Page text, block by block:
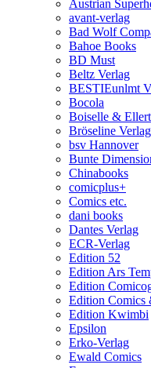
Austrian
avant-verlag
Bad Wolf
Bahoe Books
BD Must
Beltz Verlag
BESTIEunlmt
Bocola
Boiselle & Ellert
Bröseline Verlag
bsv Hannover
Bunte
Chinabooks
comicplus+
Comics etc.
dani books
Dantes Verlag
ECR-Verlag
Edition 52
Edition Ars
Edition
Edition Comics
Edition Kwimbi
Epsilon
Erko-Verlag
Ewald Comics